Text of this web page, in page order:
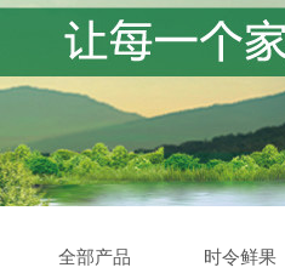
养生SPA
全部产品 时令鲜果